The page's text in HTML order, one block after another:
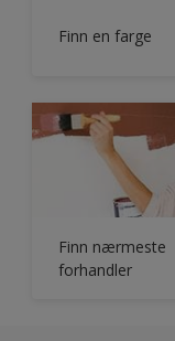
Finn en farge
Finn nærmeste
forhandler